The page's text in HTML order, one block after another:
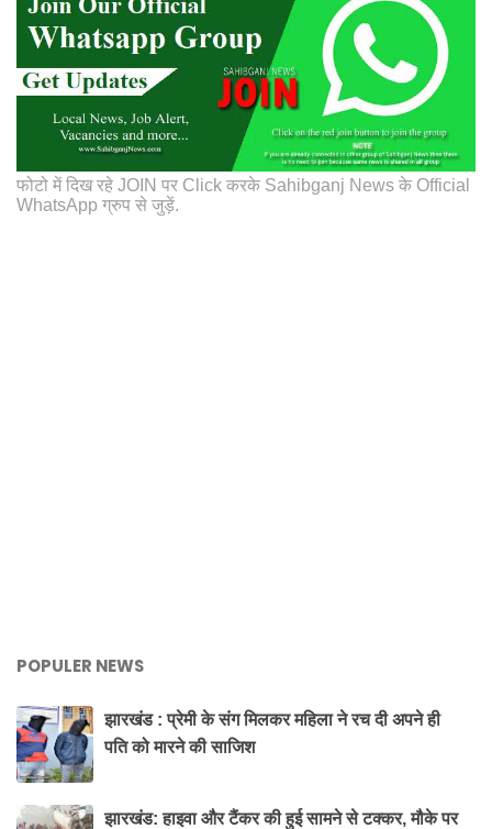
फोटो में दिख रहे JOIN पर Click करके Sahibganj News के Official
WhatsApp ग्रुप से जुड़ें.
POPULER NEWS
झारखंड : प्रेमी के संग मिलकर महिला ने रच दी अपने ही
पति को मारने की साजिश
झारखंड: हाइवा और टैंकर की हुई सामने से टक्कर, मौके पर